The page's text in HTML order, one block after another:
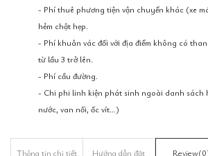
- Phí thuê phương tiện vận chuyển khác (xe
hẻm chật hẹp.
- Phí khuân vác đối với địa điểm không có
từ lầu 3 trở lên.
- Phí cầu đường.
- Chi phi linh kiện phát sinh ngoài danh sách
nước, van nối, ốc vít…)
Thông tin chi tiết
Hướng dẫn đặt
Review